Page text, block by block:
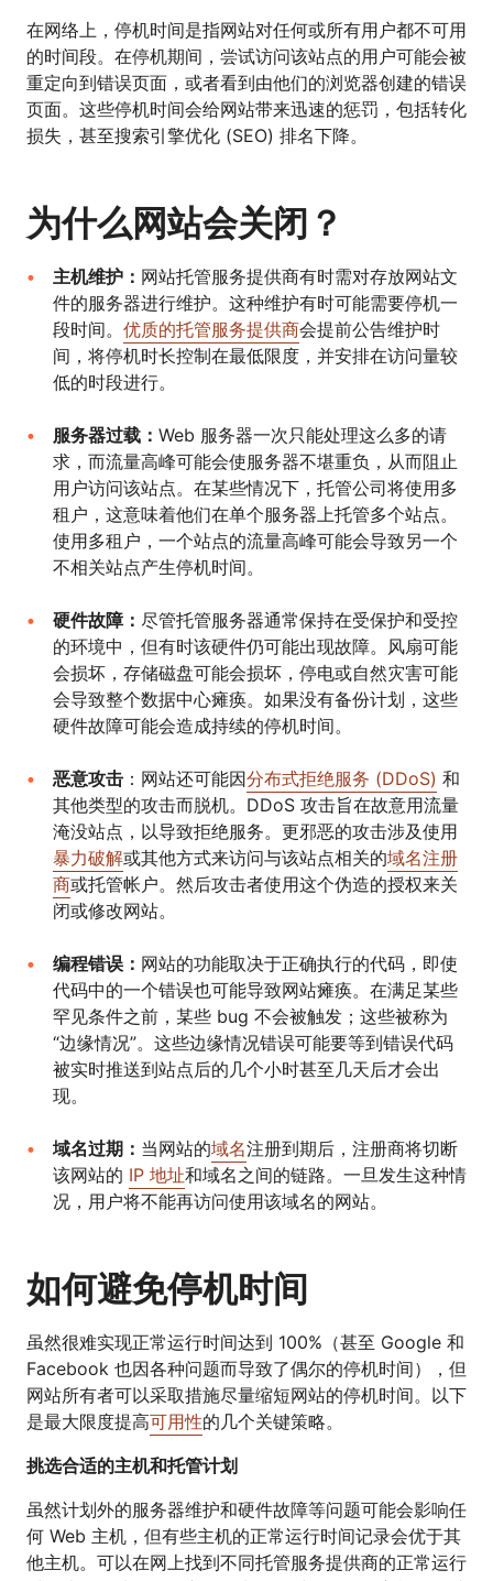
在网络上，停机时间是指网站对任何或所有用户都不可用
的时间段。在停机期间，尝试访问该站点的用户可能会被
重定向到错误页面，或者看到由他们的浏览器创建的错误
页面。这些停机时间会给网站带来迅速的惩罚，包括转化
损失，甚至搜索引擎优化 (SEO) 排名下降。
为什么网站会关闭？
主机维护： 网站托管服务提供商有时需对存放网站文
件的服务器进行维护。这种维护有时可能需要停机一
段时间。 优质的托管服务提供商会提前公告维护时
间，将停机时长控制在最低限度，并安排在访问量较
低的时段进行。
服务器过载： Web 服务器一次只能处理这么多的请
求，而流量高峰可能会使服务器不堪重负，从而阻止
用户访问该站点。在某些情况下，托管公司将使用多
租户，这意味着他们在单个服务器上托管多个站点。
使用多租户，一个站点的流量高峰可能会导致另一个
不相关站点产生停机时间。
硬件故障： 尽管托管服务器通常保持在受保护和受控
的环境中，但有时该硬件仍可能出现故障。风扇可能
会损坏，存储磁盘可能会损坏，停电或自然灾害可能
会导致整个数据中心瘫痪。如果没有备份计划，这些
硬件故障可能会造成持续的停机时间。
恶意攻击 ：网站还可能因分布式拒绝服务 (DDoS) 和
其他类型的攻击而脱机。DDoS 攻击旨在故意用流量
淹没站点，以导致拒绝服务。更邪恶的攻击涉及使用
暴力破解或其他方式来访问与该站点相关的域名注册
商或托管帐户。然后攻击者使用这个伪造的授权来关
闭或修改网站。
编程错误： 网站的功能取决于正确执行的代码，即使
代码中的一个错误也可能导致网站瘫痪。在满足某些
罕见条件之前，某些 bug 不会被触发；这些被称为
“边缘情况”。这些边缘情况错误可能要等到错误代码
被实时推送到站点后的几个小时甚至几天后才会出
现。
域名过期： 当网站的域名注册到期后，注册商将切断
该网站的 IP 地址和域名之间的链路。一旦发生这种情
况，用户将不能再访问使用该域名的网站。
如何避免停机时间
虽然很难实现正常运行时间达到 100%（甚至 Google 和
Facebook 也因各种问题而导致了偶尔的停机时间），但
网站所有者可以采取措施尽量缩短网站的停机时间。以下
是最大限度提高可用性的几个关键策略。
挑选合适的主机和托管计划
虽然计划外的服务器维护和硬件故障等问题可能会影响任
何 Web 主机，但有些主机的正常运行时间记录会优于其
他主机。可以在网上找到不同托管服务提供商的正常运行